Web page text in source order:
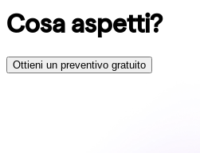
Cosa aspetti?
Ottieni un preventivo gratuito